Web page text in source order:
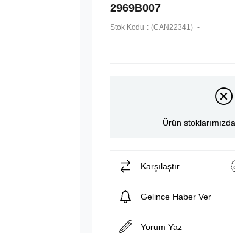
2969B007
Stok Kodu (CAN22341)
Ürün
Karşılaştır
Gelince Haber Ver
Yorum Yaz